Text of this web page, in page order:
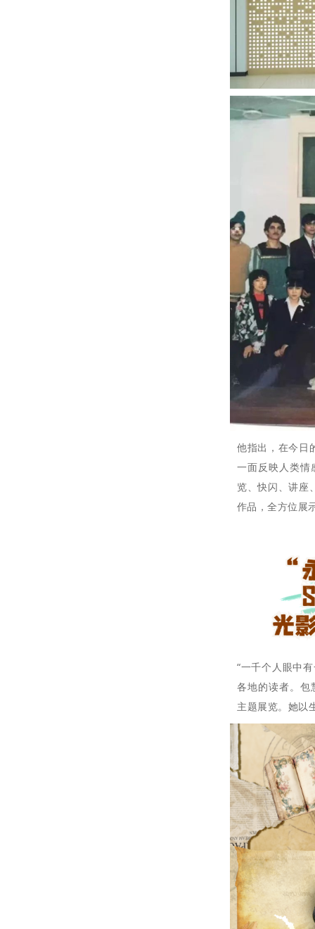
他指出，在今日
一面反映人类情
览、快闪、讲座
作品，全方位展
“一千个人眼中
各地的读者。
主题展览。她以